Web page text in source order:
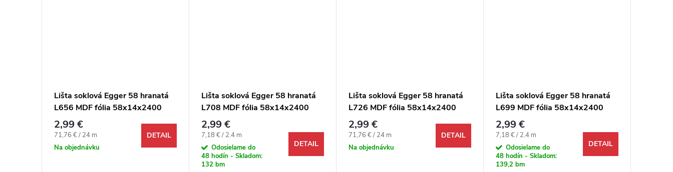
Lišta soklová Egger 58 hranatá
L656 MDF fólia 58x14x2400
mm
2,99 €
Jednotková cena:
71,76 € / 24 m
Na objednávku
DETAIL
Lišta soklová Egger 58 hranatá
L708 MDF fólia 58x14x2400
mm
2,99 €
Jednotková cena:
7,18 € / 2.4 m
Odosielame do
48 hodín - Skladom:
132 bm
DETAIL
Lišta soklová Egger 58 hranatá
L726 MDF fólia 58x14x2400
mm
2,99 €
Jednotková cena:
71,76 € / 24 m
Na objednávku
DETAIL
Lišta soklová Egger 58 hranatá
L699 MDF fólia 58x14x2400
mm
2,99 €
Jednotková cena:
7,18 € / 2.4 m
Odosielame do
48 hodín - Skladom:
139,2 bm
DETAIL